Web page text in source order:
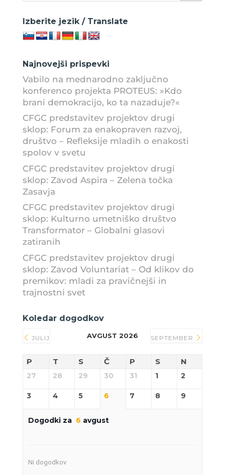
Izberite jezik / Translate
Najnovejši prispevki
Vabilo na mednarodno zaključno
konferenco projekta PROTEUS: »Kdo
brani demokracijo, ko ta nazaduje?«
CFGC predstavitev projektov drugi
sklop: Forum za enakopraven razvoj,
društvo – Refleksije mladih o enakosti
spolov v svetu
CFGC predstavitev projektov drugi
sklop: Zavod Aspira – Zelena točka
Zasavja
CFGC predstavitev projektov drugi
sklop: Kulturno umetniško društvo
Transformator – Globalni glasovi
zatiranih
CFGC predstavitev projektov drugi
sklop: Zavod Voluntariat – Od klikov do
premikov: mladi za pravičnejši in
trajnostni svet
Koledar dogodkov
JULIJ AVGUST 2026 SEPTEMBER
P T S Č P S N
27 28 29 30 31 1 2
3 4 5 6 7 8 9
Dogodki za 6 avgust
Ni dogodkov